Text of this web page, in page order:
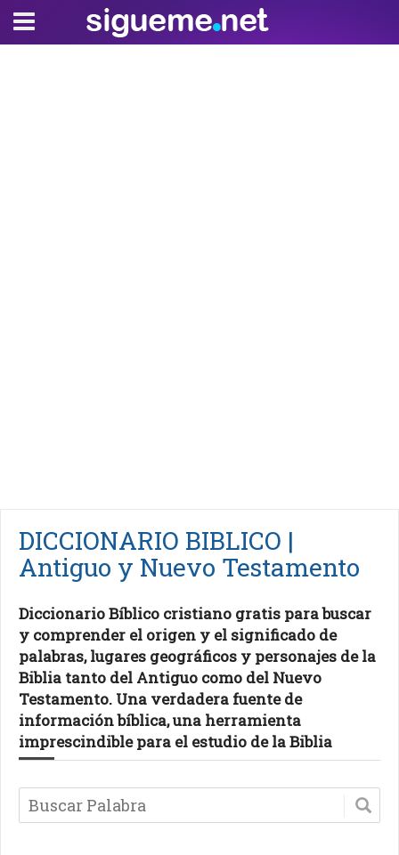
DICCIONARIO BIBLICO |
Antiguo y Nuevo Testamento
Diccionario Bíblico cristiano gratis para buscar
y comprender el origen y el significado de
palabras, lugares geográficos y personajes de la
Biblia tanto del Antiguo como del Nuevo
Testamento. Una verdadera fuente de
información bíblica, una herramienta
imprescindible para el estudio de la Biblia